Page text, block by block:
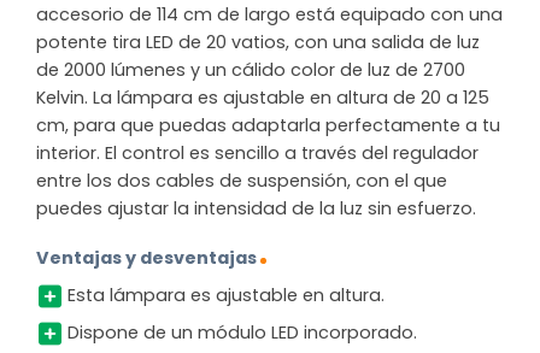
accesorio de 114 cm de largo está equipado con una
potente tira LED de 20 vatios, con una salida de luz
de 2000 lúmenes y un cálido color de luz de 2700
Kelvin. La lámpara es ajustable en altura de 20 a 125
cm, para que puedas adaptarla perfectamente a tu
interior. El control es sencillo a través del regulador
entre los dos cables de suspensión, con el que
puedes ajustar la intensidad de la luz sin esfuerzo.
Ventajas y desventajas
Esta lámpara es ajustable en altura.
Dispone de un módulo LED incorporado.